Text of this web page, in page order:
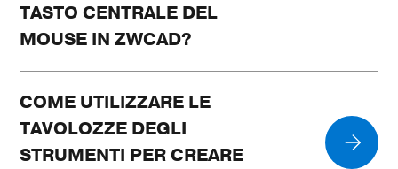
TASTO CENTRALE DEL
MOUSE IN ZWCAD?
COME UTILIZZARE LE
TAVOLOZZE DEGLI
STRUMENTI PER CREARE